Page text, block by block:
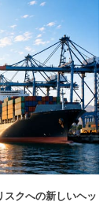
クへの新しいヘッ